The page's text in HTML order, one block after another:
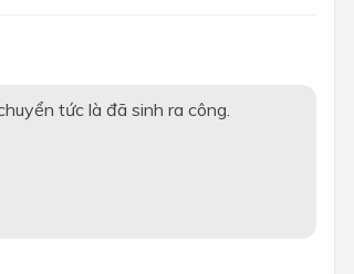
tức là đã sinh ra công.